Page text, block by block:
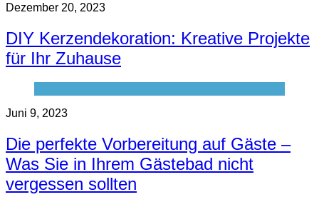
Dezember 20, 2023
DIY Kerzendekoration: Kreative Projekte
für Ihr Zuhause
Juni 9, 2023
Die perfekte Vorbereitung auf Gäste –
Was Sie in Ihrem Gästebad nicht
vergessen sollten